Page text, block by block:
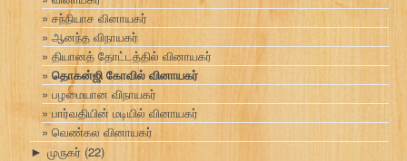
சந்நியாச வினாயகர்
ஆனந்த விநாயகர்
தியானத் தோட்டத்தில் வினாயகர்
தொகன்ஜி கோவில் வினாயகர்
பழமையான விநாயகர்
பார்வதியின் மடியில் வினாயகர்
வெண்கல வினாயகர்
► முருகர் (22)